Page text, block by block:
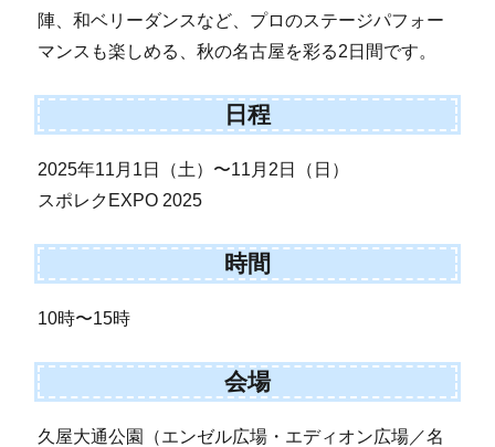
陣、和ベリーダンスなど、プロのステージパフォー
マンスも楽しめる、秋の名古屋を彩る2日間です。
日程
2025年11月1日（土）〜11月2日（日）
スポレクEXPO 2025
時間
10時〜15時
会場
久屋大通公園（エンゼル広場・エディオン広場／名